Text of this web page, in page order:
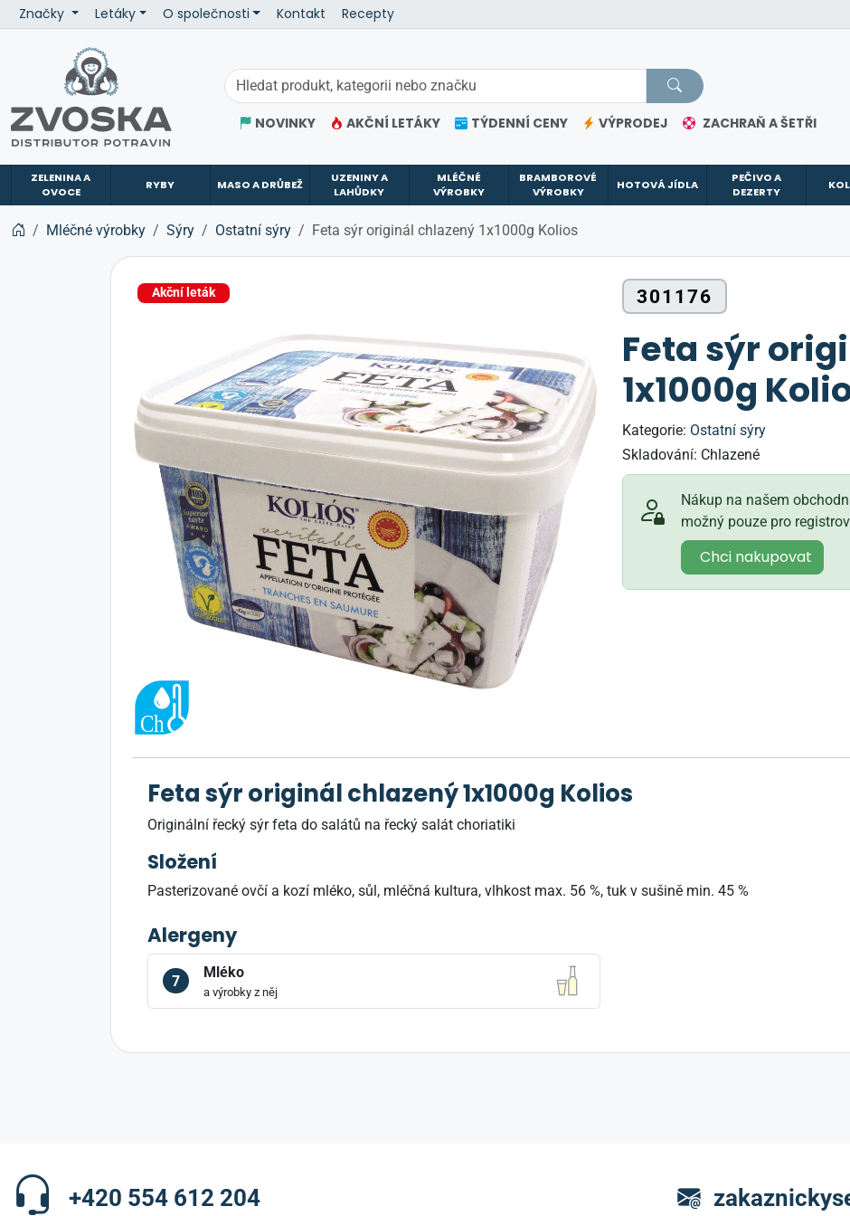
Značky Letáky O společnosti Kontakt Recepty
NOVINKY AKČNÍ LETÁKY TÝDENNÍ CENY VÝPRODEJ ZACHRAŇ A ŠETŘI
ZELENINA A
OVOCE
RYBY MASO A DRŮBEŽ
UZENINY A
LAHŮDKY
MLÉČNÉ
VÝROBKY
BRAMBOROVÉ
VÝROBKY
HOTOVÁ JÍDLA
PEČIVO A
DEZERTY
Mléčné výrobky Sýry Ostatní sýry Feta sýr originál chlazený 1x1000g Kolios
301176
Feta sýr
1x1000g
Kategorie: Ostatní sýry
Skladování: Chlazené
Nákup na našem
možný pouze pro
Chci nakupovat
Akční leták
Feta sýr originál chlazený 1x1000g Kolios
Originální řecký sýr feta do salátů na řecký salát choriatiki
Složení
Pasterizované ovčí a kozí mléko, sůl, mléčná kultura, vlhkost max. 56 %, tuk v sušině min. 45 %
Alergeny
7
Mléko
a výrobky z něj
+420 554 612 204